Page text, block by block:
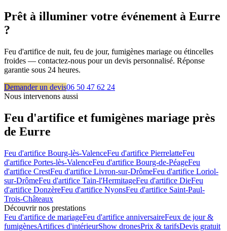
Prêt à illuminer votre événement à Eurre
?
Feu d'artifice de nuit, feu de jour, fumigènes mariage ou étincelles
froides — contactez-nous pour un devis personnalisé. Réponse
garantie sous 24 heures.
Demander un devis06 50 47 62 24
Nous intervenons aussi
Feu d'artifice et fumigènes mariage près
de Eurre
Feu d'artifice Bourg-lès-ValenceFeu d'artifice PierrelatteFeu
d'artifice Portes-lès-ValenceFeu d'artifice Bourg-de-PéageFeu
d'artifice CrestFeu d'artifice Livron-sur-DrômeFeu d'artifice Loriol-
sur-DrômeFeu d'artifice Tain-l'HermitageFeu d'artifice DieFeu
d'artifice DonzèreFeu d'artifice NyonsFeu d'artifice Saint-Paul-
Trois-Châteaux
Découvrir nos prestations
Feu d'artifice de mariageFeu d'artifice anniversaireFeux de jour &
fumigènesArtifices d'intérieurShow dronesPrix & tarifsDevis gratuit